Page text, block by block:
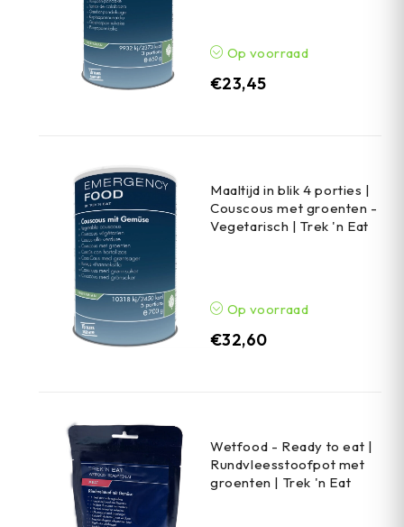
Op voorraad
€23,45
Maaltijd in blik 4 porties |
Couscous met groenten -
Vegetarisch | Trek 'n Eat
Op voorraad
€32,60
Wetfood - Ready to eat |
Rundvleesstoofpot met
groenten | Trek 'n Eat